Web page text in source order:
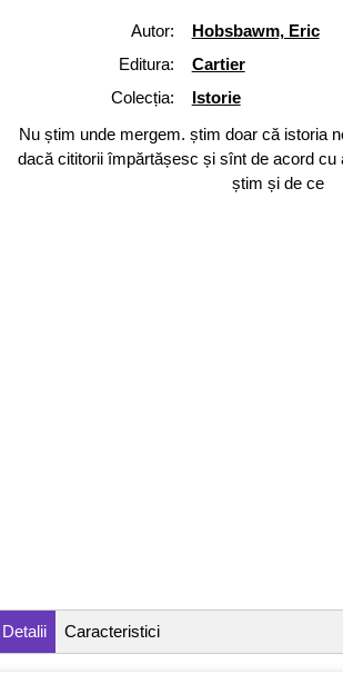
Autor:
Hobsbawm, Eric
Editura:
Cartier
Colecția:
Istorie
Nu știm unde mergem. știm doar că istoria
dacă cititorii împărtășesc și sînt de acord cu
știm și de ce
Detalii Caracteristici